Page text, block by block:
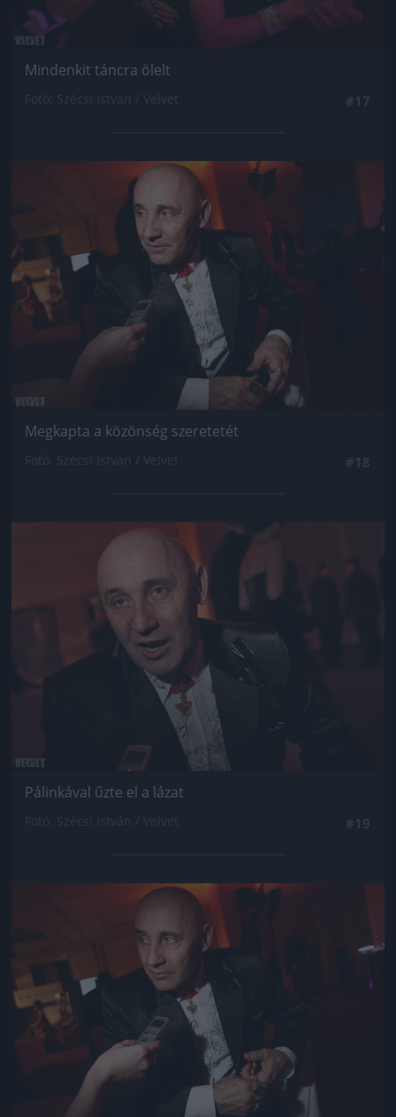
Mindenkit táncra ölelt
Jön még kép!
Megkapta a közönség szeretetét
Jön még kép!
Pálinkával űzte el a lázat
Jön még kép!